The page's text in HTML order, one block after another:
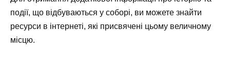
події, що відбуваються у соборі, ви можете знайти
ресурси в інтернеті, які присвячені цьому величному
місцю.